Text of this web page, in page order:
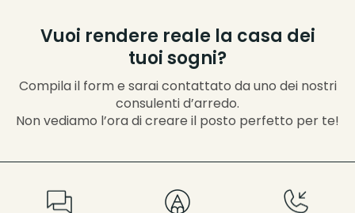
Vuoi rendere reale la casa dei
tuoi sogni?
Compila il form e sarai contattato da uno dei nostri
consulenti d’arredo.
Non vediamo l’ora di creare il posto perfetto per te!